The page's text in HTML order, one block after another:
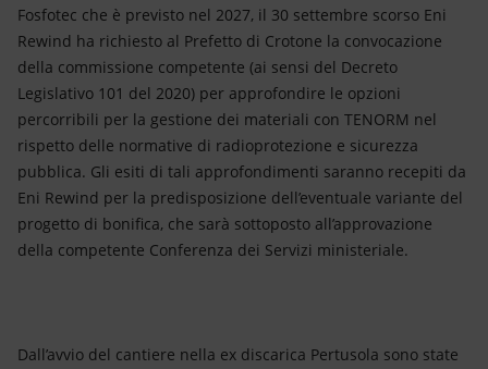
Fosfotec che è previsto nel 2027, il 30 settembre scorso Eni
Rewind ha richiesto al Prefetto di Crotone la convocazione
della commissione competente (ai sensi del Decreto
Legislativo 101 del 2020) per approfondire le opzioni
percorribili per la gestione dei materiali con TENORM nel
rispetto delle normative di radioprotezione e sicurezza
pubblica. Gli esiti di tali approfondimenti saranno recepiti da
Eni Rewind per la predisposizione dell’eventuale variante del
progetto di bonifica, che sarà sottoposto all’approvazione
della competente Conferenza dei Servizi ministeriale.
Dall’avvio del cantiere nella ex discarica Pertusola sono state